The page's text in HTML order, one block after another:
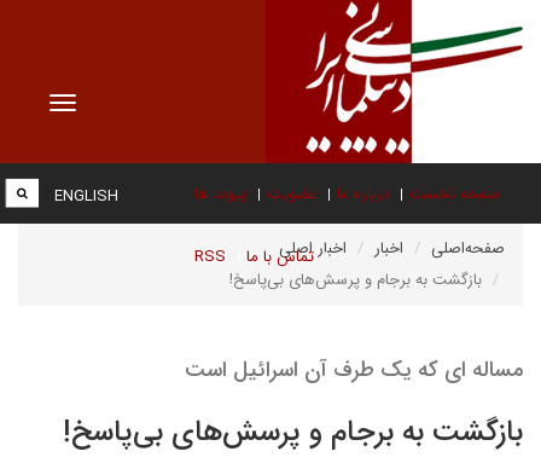
Toggle
صفحه نخست درباره ما عضویت پیوند ها
تماس با ما RSS
ENGLISH
صفحه‌اصلی اخبار
اخبار اصلی
بازگشت به برجام و پرسش‌های بی‌پاسخ!
مساله ای که یک طرف آن اسرائیل است
بازگشت به برجام و پرسش‌های بی‌پاسخ!